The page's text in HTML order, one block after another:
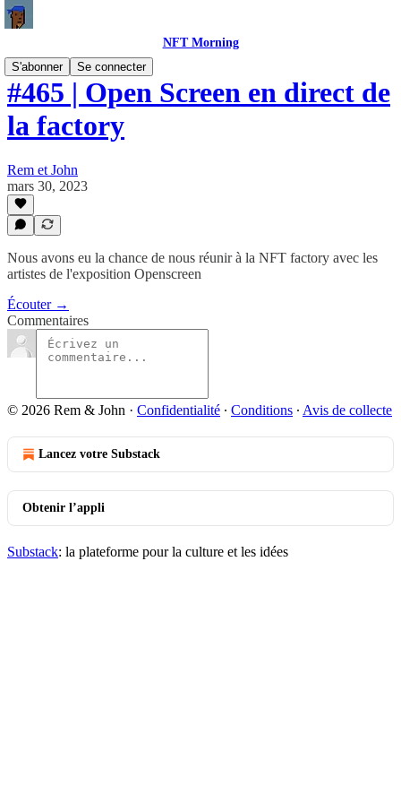
NFT Morning
S'abonner
Se connecter
#465 | Open Screen en direct de
la factory
Rem et John
mars 30, 2023
Nous avons eu la chance de nous réunir à la NFT factory avec les
artistes de l'exposition Openscreen
Écouter →
Commentaires
© 2026 Rem & John · Confidentialité ∙ Conditions ∙ Avis de collecte
Lancez votre Substack
Obtenir l’appli
Substack: la plateforme pour la culture et les idées